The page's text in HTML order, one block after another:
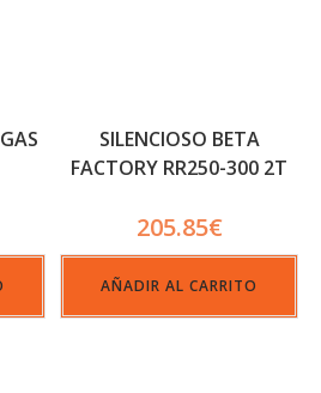
SILENCIOSO BETA
FACTORY RR250-300 2T
205.85€
AÑADIR AL CARRITO